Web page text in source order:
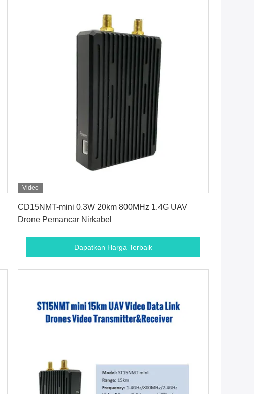
Video
CD15NMT-mini 0.3W 20km 800MHz 1.4G UAV
Drone Pemancar Nirkabel
Dapatkan Harga Terbaik